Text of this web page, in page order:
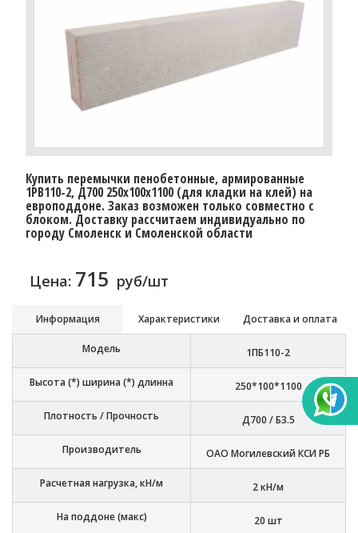
Купить перемычки пенобетонные, армированные
1PB110-2, Д700 250х100х1100 (для кладки на клей) на
европоддоне. Заказ возможен только совместно с
блоком. Доставку рассчитаем индивидуально по
городу Смоленск и Смоленской области
Цена: 715 руб/шт
Информация Характеристики Доставка и оплата
Модель 1ПБ110-2
Высота (*) ширина (*) длинна 250*100*1100
Плотность / Прочность Д700 / Б3.5
Производитель ОАО Могилевский КСИ РБ
Расчетная нагрузка, кН/м 2 кН/м
На поддоне (макс) 20 шт